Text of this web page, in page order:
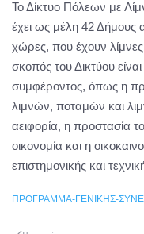
Το Δίκτυο Πόλεων με
έχει ως μέλη 42 Δήμους
χώρες, που έχουν
σκοπός του Δικτύου
συμφέροντος, όπως η
λιμνών, ποταμών και
αειφορία, η προστασία
οικονομία και η
επιστημονικής και
ΠΡΟΓΡΑΜΜΑ-ΓΕΝΙΚΗΣ-